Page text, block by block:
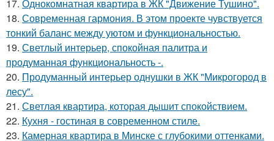
17. Однокомнатная квартира в ЖК "Движение Тушино".
18. Современная гармония. В этом проекте чувствуется
тонкий баланс между уютом и функциональностью.
19. Светлый интерьер, спокойная палитра и
продуманная функциональность -.
20. Продуманный интерьер однушки в ЖК "Микрогород в
лесу".
21. Светлая квартира, которая дышит спокойствием.
22. Кухня - гостиная в современном стиле.
23. Камерная квартира в Минске с глубокими оттенками.